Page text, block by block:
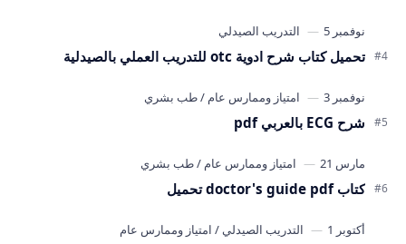
تحميل كتاب شرح ادوية otc للتدريب العملي بالصيدلية
شرح ECG بالعربي pdf
كتاب doctor's guide pdf تحميل